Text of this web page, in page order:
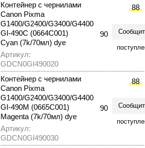
Контейнер с чернилами
Canon Pixma
G1400/G2400/G3400/G4400
GI-490C (0664C001)
Cyan (7k/70мл) dye
Артикул:
GDCN0GI490020
90
88
Контейнер с чернилами
Canon Pixma
G1400/G2400/G3400/G4400
GI-490M (0665C001)
Magenta (7k/70мл) dye
Артикул:
GDCN0GI490030
90
88